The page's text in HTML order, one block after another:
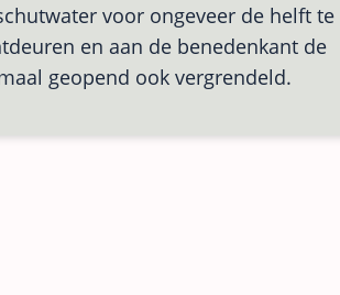
voor ongeveer de helft te
en aan de benedenkant de
geopend ook vergrendeld.